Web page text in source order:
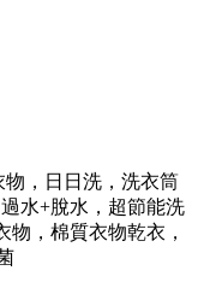
，日日洗，洗衣筒
水+脫水，超節能洗
物，棉質衣物乾衣，